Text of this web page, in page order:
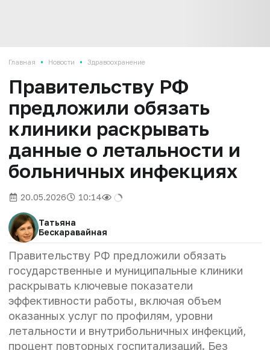
Главная • Новости • Здравоохранение
Правительству РФ
предложили обязать
клиники раскрывать
данные о летальности и
больничных инфекциях
20.05.2026 10:14
Татьяна
Бескаравайная
Правительству РФ предложили обязать
государственные и муниципальные клиники
раскрывать ключевые показатели
эффективности работы, включая объем
оказанных услуг по профилям, уровни
летальности и внутрибольничных инфекций,
процент повторных госпитализаций. Без